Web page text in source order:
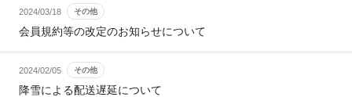
2024/03/18 その他
会員規約等の改定のお知らせについて
2024/02/05 その他
降雪による配送遅延について